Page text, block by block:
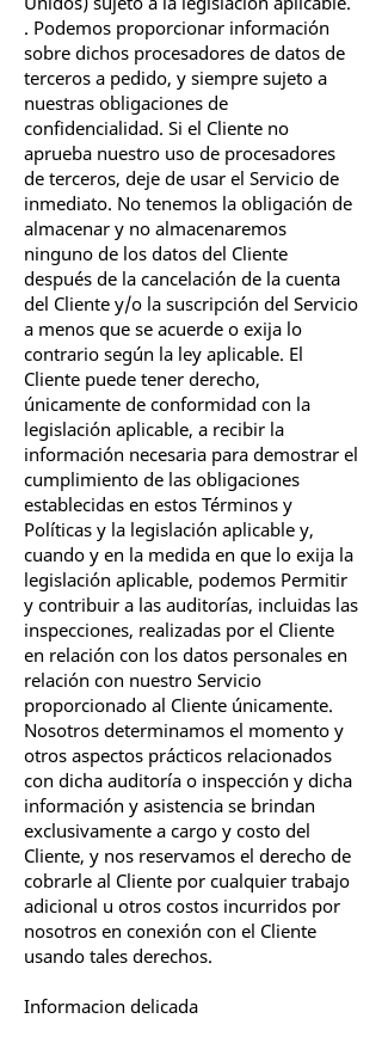
. Podemos proporcionar información
sobre dichos procesadores de datos de
terceros a pedido, y siempre sujeto a
nuestras obligaciones de
confidencialidad. Si el Cliente no
aprueba nuestro uso de procesadores
de terceros, deje de usar el Servicio de
inmediato. No tenemos la obligación de
almacenar y no almacenaremos
ninguno de los datos del Cliente
después de la cancelación de la cuenta
del Cliente y/o la suscripción del Servicio
a menos que se acuerde o exija lo
contrario según la ley aplicable. El
Cliente puede tener derecho,
únicamente de conformidad con la
legislación aplicable, a recibir la
información necesaria para demostrar el
cumplimiento de las obligaciones
establecidas en estos Términos y
Políticas y la legislación aplicable y,
cuando y en la medida en que lo exija la
legislación aplicable, podemos Permitir
y contribuir a las auditorías, incluidas las
inspecciones, realizadas por el Cliente
en relación con los datos personales en
relación con nuestro Servicio
proporcionado al Cliente únicamente.
Nosotros determinamos el momento y
otros aspectos prácticos relacionados
con dicha auditoría o inspección y dicha
información y asistencia se brindan
exclusivamente a cargo y costo del
Cliente, y nos reservamos el derecho de
cobrarle al Cliente por cualquier trabajo
adicional u otros costos incurridos por
nosotros en conexión con el Cliente
usando tales derechos.
Informacion delicada